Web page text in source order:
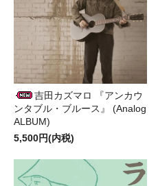
吉田カズマロ 『アンカウ
ンタブル・ブルース』 (Analog
ALBUM)
5,500円(内税)